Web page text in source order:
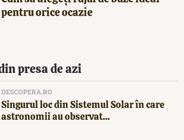
pentru orice ocazie
presa de azi
DESCOPERA.RO
Singurul loc din Sistemul Solar în care
astronomii au observat...